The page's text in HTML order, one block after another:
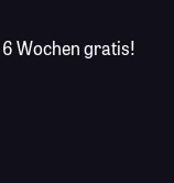
6 Wochen gratis!